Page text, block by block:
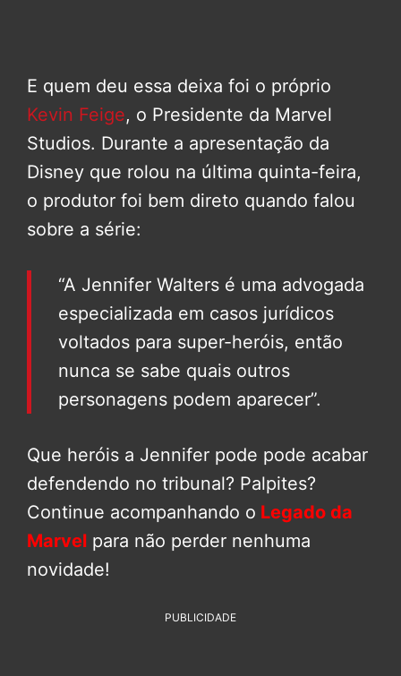
E quem deu essa deixa foi o próprio
Kevin Feige, o Presidente da Marvel
Studios. Durante a apresentação da
Disney que rolou na última quinta-feira,
o produtor foi bem direto quando falou
sobre a série:
“A Jennifer Walters é uma advogada
especializada em casos jurídicos
voltados para super-heróis, então
nunca se sabe quais outros
personagens podem aparecer”.
Que heróis a Jennifer pode pode acabar
defendendo no tribunal? Palpites?
Continue acompanhando o Legado da
Marvel para não perder nenhuma
novidade!
PUBLICIDADE